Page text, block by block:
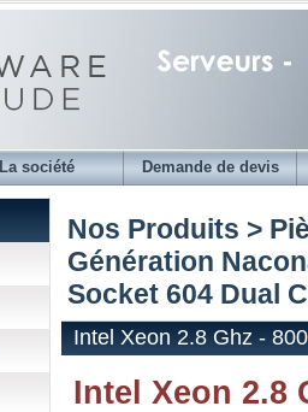
La société Demande de devis
Nos Produits >
Génération
Socket 604 Dual
Intel Xeon 2.8 Ghz -
Intel Xeon 2.8